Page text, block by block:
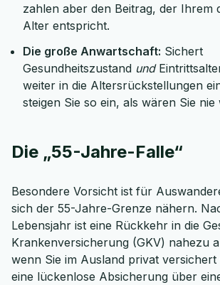
zahlen aber den Beitrag, der Ihrem
Alter entspricht.
Die große Anwartschaft: Sichert
Gesundheitszustand und
weiter in die Altersrückstellungen
steigen Sie so ein, als wären Sie nie
Die „55-Jahre-Falle“
Besondere Vorsicht ist für
sich der 55-Jahre-Grenze nähern.
Lebensjahr ist eine Rückkehr in die
Krankenversicherung (GKV) nahezu
wenn Sie im Ausland privat
eine lückenlose Absicherung über